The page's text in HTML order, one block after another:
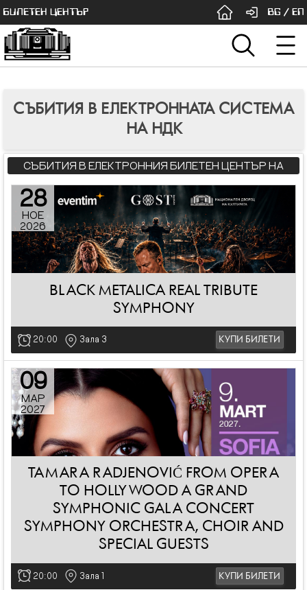
БИЛЕТЕН ЦЕНТЪР BG / EN
СЪБИТИЯ В ЕЛЕКТРОННАТА СИСТЕМА
НА НДК
СЪБИТИЯ В ЕЛЕКТРОННИЯ БИЛЕТЕН ЦЕНТЪР НА
НДК
28
НОЕ
2026
BLACK METALICA REAL TRIBUTE
SYMPHONY
20:00 Зала 3 КУПИ БИЛЕТИ
09
МАР
2027
TAMARA RADJENOVIĆ FROM OPERA
TO HOLLYWOOD A GRAND
SYMPHONIC GALA CONCERT
SYMPHONY ORCHESTRA, CHOIR AND
SPECIAL GUESTS
20:00 Зала 1 КУПИ БИЛЕТИ